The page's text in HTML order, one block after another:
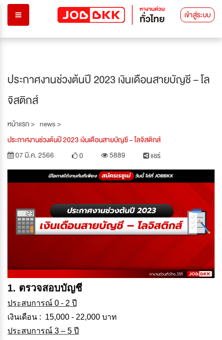
เข้าสู่ระบบ
ประกาศงานช่วงต้นปี 2023 เงินเดือนสายบัญชี – โล
จิสติกส์
หน้าแรก > news >
ประกาศงานช่วงต้นปี 2023 เงินเดือนสายบัญชี – โลจิสติกส์
07 มี.ค. 2566
0 5889 แชร์
1. ตรวจสอบบัญชี
ประสบการณ์ 0 - 2 ปี
เงินเดือน : 15,000 - 22,000 บาท
ประสบการณ์ 3 – 5 ปี